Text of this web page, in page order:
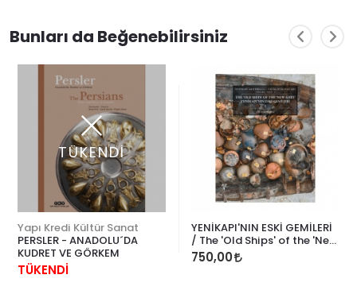
Bunları da Beğenebilirsiniz
TÜKENDİ
Yapı Kredi Kültür Sanat
PERSLER - ANADOLU´DA
KUDRET VE GÖRKEM
TÜKENDİ
YENİKAPI'NIN ESKİ GEMİLERİ
/ The 'Old Ships' of the 'New
Gate'
750,00